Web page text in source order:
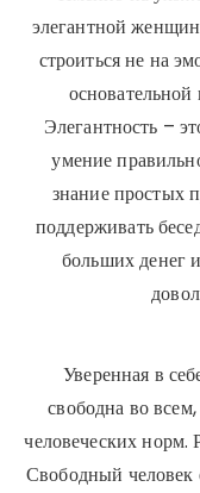
элегантной
строиться не на
Элегантность –
умение
знание простых
поддерживать
больших денег
Уверенная в
свободна во
человеческих норм.
Свободный человек